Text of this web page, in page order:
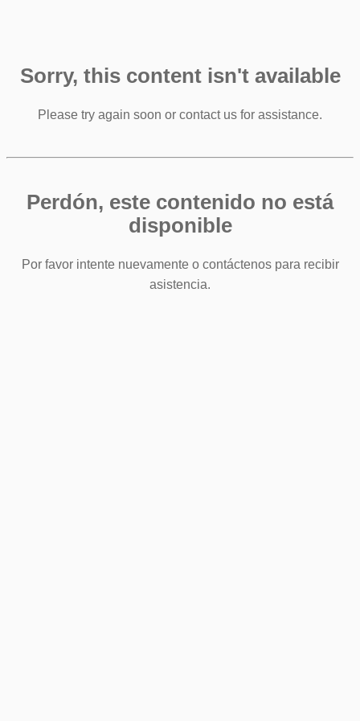
Sorry, this content isn't available
Please try again soon or contact us for assistance.
Perdón, este contenido no está
disponible
Por favor intente nuevamente o contáctenos para recibir
asistencia.